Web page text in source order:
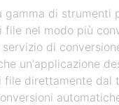
gamma di strumenti
file nel modo più
di
un'applicazione
file direttamente dal